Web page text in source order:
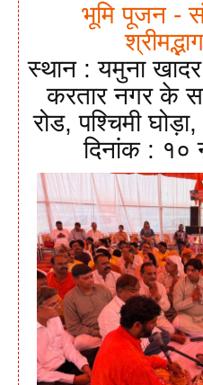
भूमि पूजन -
स्थान : यमुना खादर
करतार नगर के
रोड, पश्चिमी
दिनांक : १०